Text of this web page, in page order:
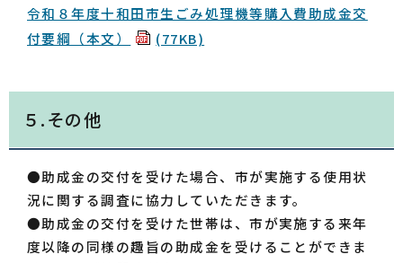
令和８年度十和田市生ごみ処理機等購入費助成金交
付要綱（本文）
(77KB)
５.その他
●助成金の交付を受けた場合、市が実施する使用状
況に関する調査に協力していただきます。
●助成金の交付を受けた世帯は、市が実施する来年
度以降の同様の趣旨の助成金を受けることができま